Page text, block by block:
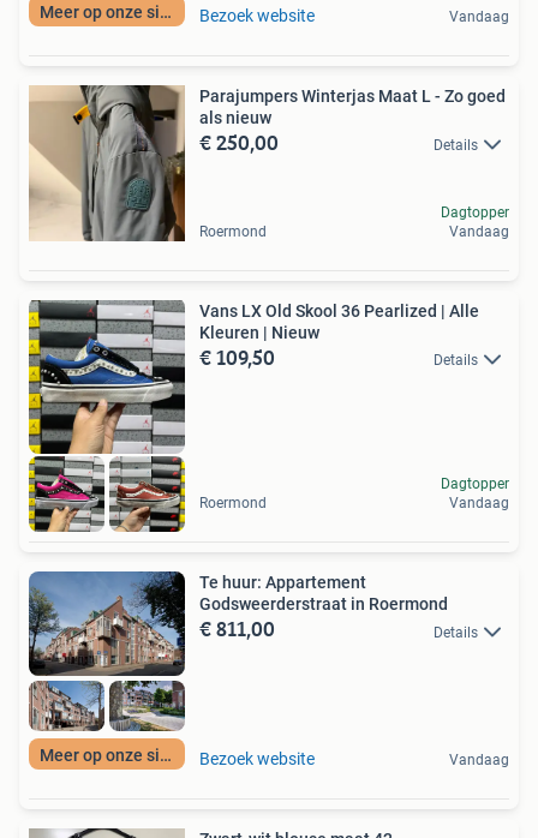
Meer op onze site Bezoek website Vandaag
Parajumpers Winterjas Maat L - Zo goed
als nieuw
€ 250,00 Details
Roermond
Dagtopper
Vandaag
Vans LX Old Skool 36 Pearlized | Alle
Kleuren | Nieuw
€ 109,50 Details
Roermond
Dagtopper
Vandaag
Meer op onze site
Te huur: Appartement
Godsweerderstraat in Roermond
€ 811,00 Details
Bezoek website Vandaag